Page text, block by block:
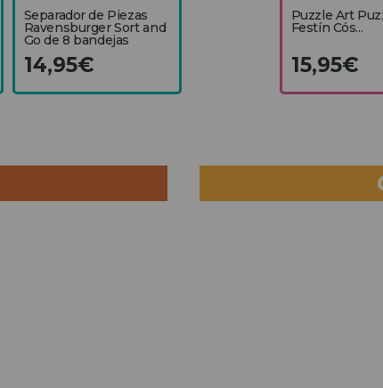
Separador de Piezas
Ravensburger Sort and
Go de 8 bandejas
14,95€
Puzzle Art
Festín Cós...
15,95€